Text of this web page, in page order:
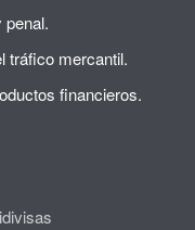
penal.
tráfico mercantil.
financieros.